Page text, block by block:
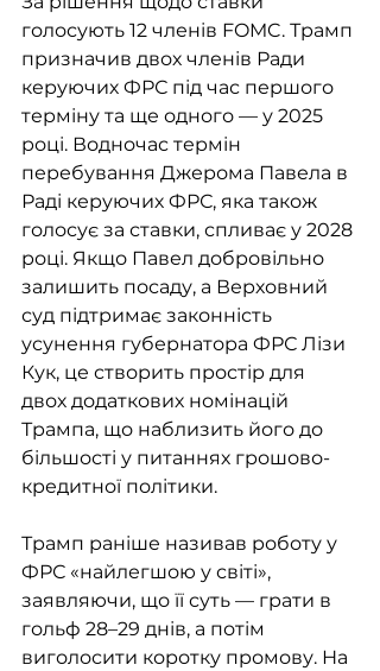
голосують 12 членів FOMC. Трамп
призначив двох членів Ради
керуючих ФРС під час першого
терміну та ще одного — у 2025
році. Водночас термін
перебування Джерома Павела в
Раді керуючих ФРС, яка також
голосує за ставки, спливає у 2028
році. Якщо Павел добровільно
залишить посаду, а Верховний
суд підтримає законність
усунення губернатора ФРС Лізи
Кук, це створить простір для
двох додаткових номінацій
Трампа, що наблизить його до
більшості у питаннях грошово-
кредитної політики.
Трамп раніше називав роботу у
ФРС «найлегшою у світі»,
заявляючи, що її суть — грати в
гольф 28–29 днів, а потім
виголосити коротку промову. На